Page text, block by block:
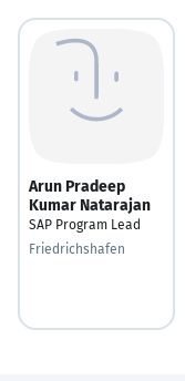
Arun Pradeep
Kumar Natarajan
SAP Program Lead
Friedrichshafen